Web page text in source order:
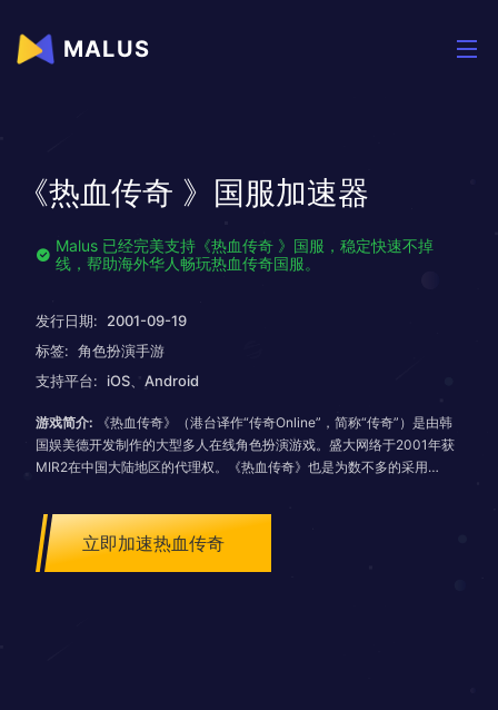
MALUS
《热血传奇 》国服加速器
Malus 已经完美支持《热血传奇 》国服，稳定快速不掉
线，帮助海外华人畅玩热血传奇国服。
发行日期:
2001-09-19
标签: 角色扮演手游
支持平台:
iOS、Android
游戏简介: 《热血传奇》（港台译作“传奇Online”，简称“传奇”）是由韩
国娱美德开发制作的大型多人在线角色扮演游戏。盛大网络于2001年获
MIR2在中国大陆地区的代理权。《热血传奇》也是为数不多的采用
可以扮演3种角色：武士（warrior）、魔法师（wizard）、道士
（taoist）。武士有很高的物理攻击和抵御物理攻击的能力，他们身体强
健，总是充满活力。魔法师没有武士那样强壮的体魄，但他们有强大的操
立即加速热血传奇